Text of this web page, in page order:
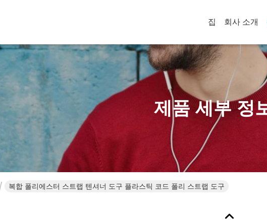
집 회사 소개
제품 세부 정
복합 폴리에스터 스트랩 텐셔너 도구 플라스틱 코드 폴리 스트랩 도구